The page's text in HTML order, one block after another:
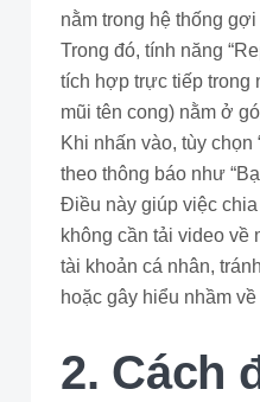
nằm trong hệ thống
Trong đó, tính năng
tích hợp trực tiếp trong
mũi tên cong) nằm ở
Khi nhấn vào, tùy chọn
theo thông báo như
Điều này giúp việc
không cần tải video về
tài khoản cá nhân,
hoặc gây hiểu nhầm
2. Cách